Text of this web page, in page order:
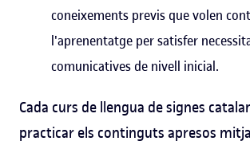
coneixements previs que volen
l'aprenentatge per satisfer
comunicatives de nivell inicial.
Cada curs de llengua de signes
practicar els continguts apresos